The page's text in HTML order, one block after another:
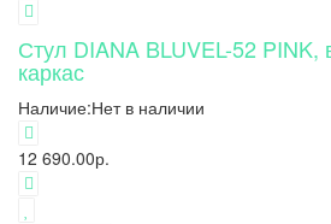
Стул DIANA BLUVEL-52
каркас
Наличие:Нет в наличии
12 690.00р.